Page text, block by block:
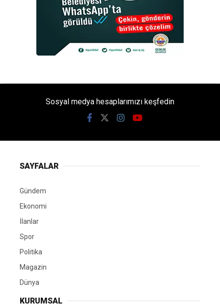
Sosyal medya hesaplarımızı keşfedin
SAYFALAR
Gündem
Ekonomi
İlanlar
Spor
Politika
Magazin
Dünya
KURUMSAL